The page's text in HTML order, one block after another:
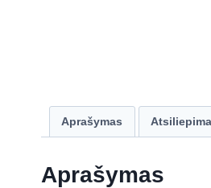
Aprašymas
Aprašymas